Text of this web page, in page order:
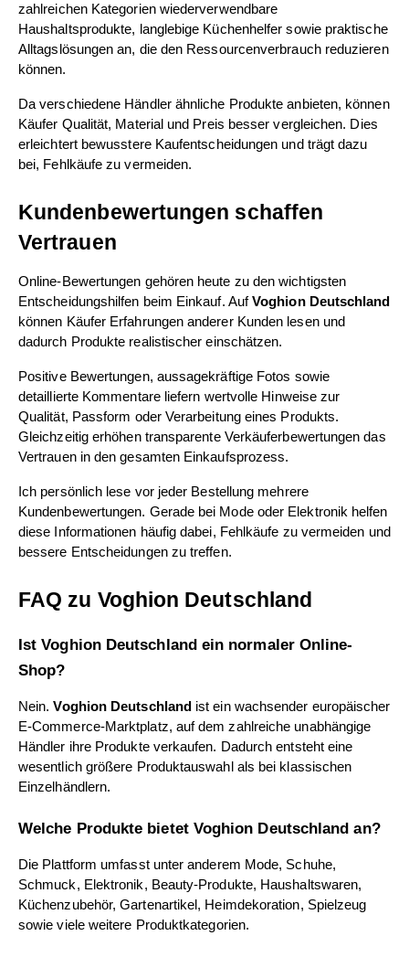
zahlreichen Kategorien wiederverwendbare
Haushaltsprodukte, langlebige Küchenhelfer sowie praktische
Alltagslösungen an, die den Ressourcenverbrauch reduzieren
können.
Da verschiedene Händler ähnliche Produkte anbieten, können
Käufer Qualität, Material und Preis besser vergleichen. Dies
erleichtert bewusstere Kaufentscheidungen und trägt dazu
bei, Fehlkäufe zu vermeiden.
Kundenbewertungen schaffen
Vertrauen
Online-Bewertungen gehören heute zu den wichtigsten
Entscheidungshilfen beim Einkauf. Auf Voghion Deutschland
können Käufer Erfahrungen anderer Kunden lesen und
dadurch Produkte realistischer einschätzen.
Positive Bewertungen, aussagekräftige Fotos sowie
detaillierte Kommentare liefern wertvolle Hinweise zur
Qualität, Passform oder Verarbeitung eines Produkts.
Gleichzeitig erhöhen transparente Verkäuferbewertungen das
Vertrauen in den gesamten Einkaufsprozess.
Ich persönlich lese vor jeder Bestellung mehrere
Kundenbewertungen. Gerade bei Mode oder Elektronik helfen
diese Informationen häufig dabei, Fehlkäufe zu vermeiden und
bessere Entscheidungen zu treffen.
FAQ zu Voghion Deutschland
Ist Voghion Deutschland ein normaler Online-
Shop?
Nein. Voghion Deutschland ist ein wachsender europäischer
E-Commerce-Marktplatz, auf dem zahlreiche unabhängige
Händler ihre Produkte verkaufen. Dadurch entsteht eine
wesentlich größere Produktauswahl als bei klassischen
Einzelhändlern.
Welche Produkte bietet Voghion Deutschland an?
Die Plattform umfasst unter anderem Mode, Schuhe,
Schmuck, Elektronik, Beauty-Produkte, Haushaltswaren,
Küchenzubehör, Gartenartikel, Heimdekoration, Spielzeug
sowie viele weitere Produktkategorien.